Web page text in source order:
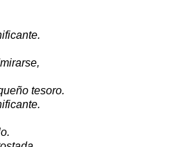
tesoro.